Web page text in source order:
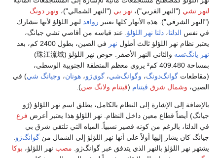
لنهر تشي ("النهر الغربي")، نهر بي ("النهر الشمالي")، ونهر دونگ
("النهر الشرقي"). هذه الأنهار كلها تعتبر روافد لنهر اللؤلؤ لأنها تتشارك
في نفس الدلتا، دلتا نهر اللؤلؤ. عند قياسه من أقاصي تشي جيانگ،
يعتبر نظام نهر اللؤلؤ ثالث أطول نهر في الصين، بطول 2400 كم، بعد
نهر يانگ‌تسه
والثاني النهر الأصفر. حوض نهر اللؤلؤ (珠江流域)
بمساحة 409.480 كم² يروي معظم المنطقة الجنوبية الوسطى،
(مقاطعات گوانگ‌دونگ، وگوانگ‌شي، گوي‌ژو، هونان، وجيانگ شي) في
الصين، وشمال شرق ڤيتنام (ڤيتنام ولانگ صن).
بالإضافة إلى الإشارة إلى النظام بالكامل، يطلق اسم نهر اللؤلؤ (ژو
جيانگ) أيضاً قطاع معين داخل النظام. نهر اللؤلؤ هذا يعتبر أعرض فرع
في الدلتا، بالرغم من كونه قصير نسبياً. المياه التي تلتقي شرق بي
جيانگ كان يشار إليها أولاً على أنها نهر اللؤلؤ إلى الشمال من گوانگ‌ژو.
يشتهر نهر اللؤلؤ بالنهر الذي يتدفق عبر گوانگ‌ژو. مصب نهر اللؤلؤ، بوكا